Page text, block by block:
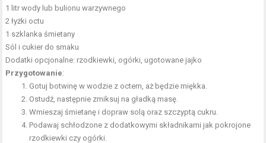
1 litr wody lub bulionu warzywnego
2 łyżki octu
1 szklanka śmietany
Sól i cukier do smaku
Dodatki opcjonalne: rzodkiewki, ogórki, ugotowane jajko
Przygotowanie:
Gotuj botwinę w wodzie z octem, aż będzie miękka.
Ostudź, następnie zmiksuj na gładką masę.
Wmieszaj śmietanę i dopraw solą oraz szczyptą cukru.
Podawaj schłodzone z dodatkowymi składnikami jak pokrojone
rzodkiewki czy ogórki.